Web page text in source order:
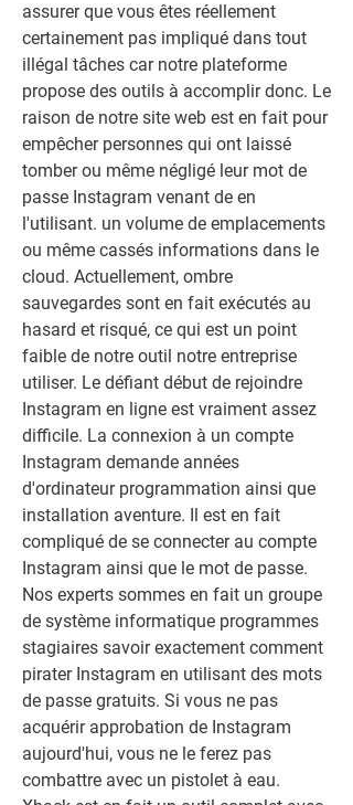
assurer que vous êtes réellement
certainement pas impliqué dans tout
illégal tâches car notre plateforme
propose des outils à accomplir donc. Le
raison de notre site web est en fait pour
empêcher personnes qui ont laissé
tomber ou même négligé leur mot de
passe Instagram venant de en
l'utilisant. un volume de emplacements
ou même cassés informations dans le
cloud. Actuellement, ombre
sauvegardes sont en fait exécutés au
hasard et risqué, ce qui est un point
faible de notre outil notre entreprise
utiliser. Le défiant début de rejoindre
Instagram en ligne est vraiment assez
difficile. La connexion à un compte
Instagram demande années
d'ordinateur programmation ainsi que
installation aventure. Il est en fait
compliqué de se connecter au compte
Instagram ainsi que le mot de passe.
Nos experts sommes en fait un groupe
de système informatique programmes
stagiaires savoir exactement comment
pirater Instagram en utilisant des mots
de passe gratuits. Si vous ne pas
acquérir approbation de Instagram
aujourd'hui, vous ne le ferez pas
combattre avec un pistolet à eau.